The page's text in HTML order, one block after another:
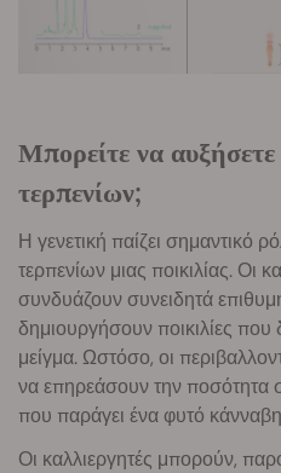
Μπορείτε να
τερπενίων;
Η γενετική παίζει σημαντικό
τερπενίων μιας ποικιλίας. Οι
συνδυάζουν συνειδητά
δημιουργήσουν ποικιλίες που
μείγμα. Ωστόσο, οι
να επηρεάσουν την ποσότητα
που παράγει ένα φυτό
Οι καλλιεργητές μπορούν,